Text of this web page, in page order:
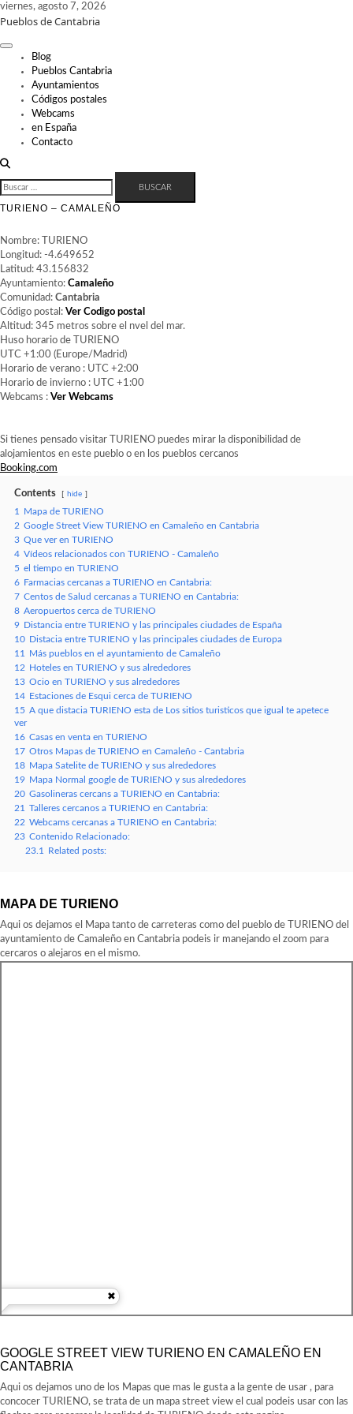
Skip
to
viernes, agosto 7, 2026
Pueblos de Cantabria
Blog
Pueblos Cantabria
Ayuntamientos
Códigos postales
Webcams
en España
Contacto
BUSCAR:
TURIENO – CAMALEÑO
Nombre: TURIENO
Longitud: -4.649652
Latitud: 43.156832
Ayuntamiento: Camaleño
Comunidad: Cantabria
Código postal: Ver Codigo postal
Altitud: 345 metros sobre el nvel del mar.
Huso horario de TURIENO
UTC +1:00 (Europe/Madrid)
Horario de verano : UTC +2:00
Horario de invierno : UTC +1:00
Webcams : Ver Webcams
Si tienes pensado visitar TURIENO puedes mirar la disponibilidad de
alojamientos en este pueblo o en los pueblos cercanos
Booking.com
Contents hide
1
Mapa de TURIENO
2 Google Street View TURIENO en Camaleño en Cantabria
3 Que ver en TURIENO
4 Vídeos relacionados con TURIENO - Camaleño
5 el tiempo en TURIENO
6
Farmacias cercanas a TURIENO en Cantabria:
7 Centos de Salud cercanas a TURIENO en Cantabria:
8 Aeropuertos cerca de TURIENO
9
Distancia entre TURIENO y las principales ciudades de España
10
Distacia entre TURIENO y las principales ciudades de Europa
11
Más pueblos en el ayuntamiento de Camaleño
12
Hoteles en TURIENO y sus alrededores
13 Ocio en TURIENO y sus alrededores
14
Estaciones de Esqui cerca de TURIENO
15 A que distacia TURIENO esta de Los sitios turisticos que igual te apetece
ver
16 Casas en venta en TURIENO
17 Otros Mapas de TURIENO en Camaleño - Cantabria
18
Mapa Satelite de TURIENO y sus alrededores
19
Mapa Normal google de TURIENO y sus alrededores
20 Gasolineras cercans a TURIENO en Cantabria:
21
Talleres cercanos a TURIENO en Cantabria:
22 Webcams cercanas a TURIENO en Cantabria:
23 Contenido Relacionado:
23.1
Related posts:
MAPA DE TURIENO
Aqui os dejamos el Mapa tanto de carreteras como del pueblo de TURIENO del
ayuntamiento de Camaleño en Cantabria podeis ir manejando el zoom para
cercaros o alejaros en el mismo.
GOOGLE STREET VIEW TURIENO EN CAMALEÑO EN
CANTABRIA
Aqui os dejamos uno de los Mapas que mas le gusta a la gente de usar , para
concocer TURIENO, se trata de un mapa street view el cual podeis usar con las